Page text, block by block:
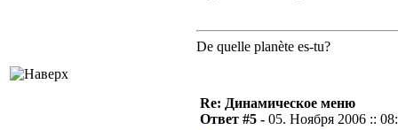
De quelle planète es-tu?
Re: Динамическое меню
Ответ #5 - 05. Ноября 2006 ::